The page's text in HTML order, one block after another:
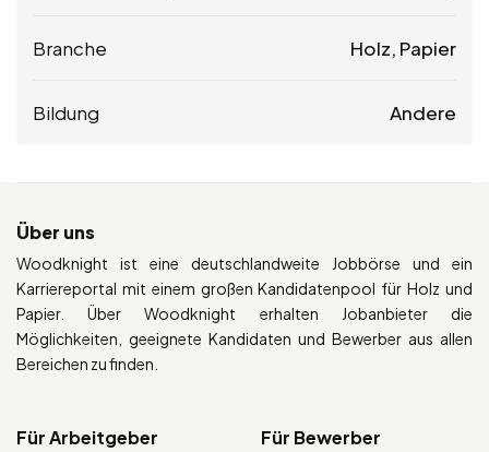
Branche Holz, Papier
Bildung Andere
Über uns
Woodknight ist eine deutschlandweite Jobbörse und ein
Karriereportal mit einem großen Kandidatenpool für Holz und
Papier. Über Woodknight erhalten Jobanbieter die
Möglichkeiten, geeignete Kandidaten und Bewerber aus allen
Bereichen zu finden.
Für Arbeitgeber Für Bewerber